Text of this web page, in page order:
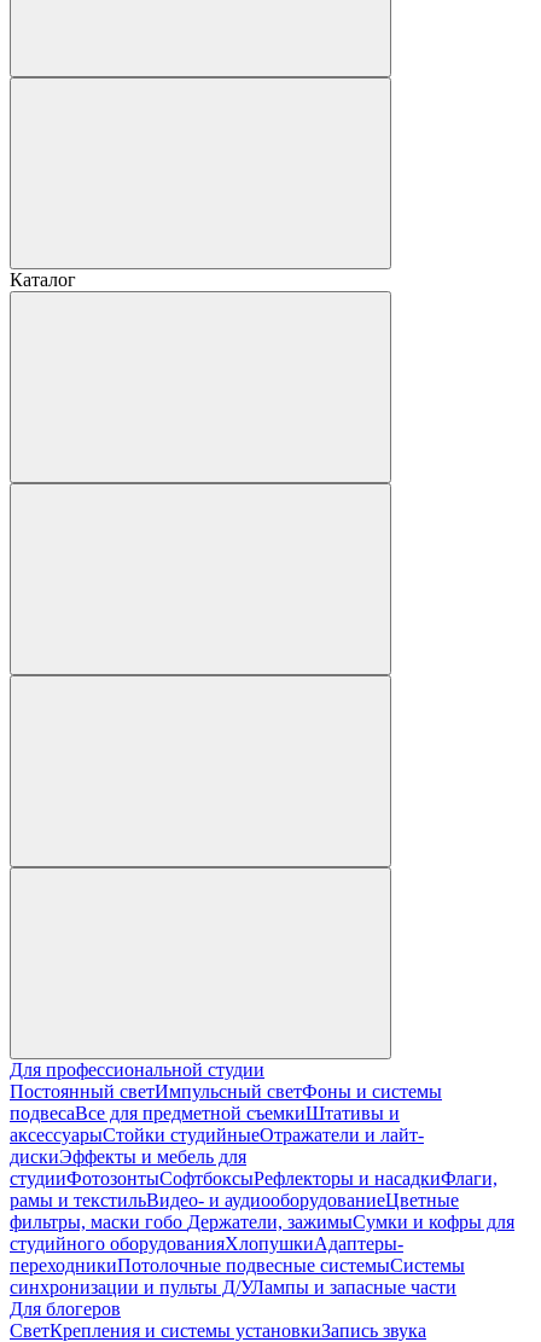
Каталог
Для профессиональной студии
Постоянный светИмпульсный светФоны и системы
подвесаВсе для предметной съемкиШтативы и
аксессуарыСтойки студийныеОтражатели и лайт-
дискиЭффекты и мебель для
студииФотозонтыСофтбоксыРефлекторы и насадкиФлаги,
рамы и текстильВидео- и аудиооборудованиеЦветные
фильтры, маски гобо Держатели, зажимыСумки и кофры для
студийного оборудованияХлопушкиАдаптеры-
переходникиПотолочные подвесные системыСистемы
синхронизации и пульты Д/УЛампы и запасные части
Для блогеров
СветКрепления и системы установкиЗапись звука